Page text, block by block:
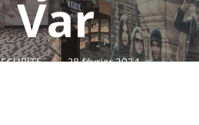
Var
28 février 2024